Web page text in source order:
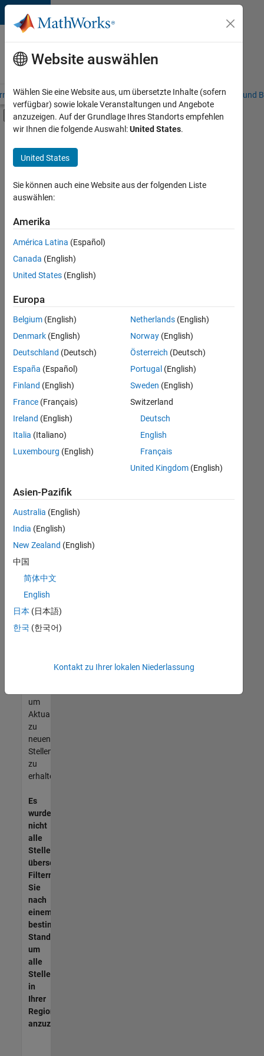
Weiter zum Inhalt
Karriere
bei
MathWorks
– Übersicht Stellensuche Niederlassungen Studierende und
Umschaltung für Off-Canvas-
Hauptinhalt
Education Sales
Marketing Communications
Marketing Services
Business Model Team
Human Resources
+4
Derzeit
es
keine
offenen
Stellen,
Ihren
Suchkriterien
entsprechen.
können
die
Suchkriterien
weiter
fassen
oder
alle
Stellenangebote
anzeigen .
noch
keine
offenen
Stellen
können,
die
Ihren
entsprechen,
werden
unseres
um
Aktualisierungen
zu
neuen
Stellenangeboten
zu
erhalten.
Es
wurden
nicht
alle
Stellen
übersetzt.
Filtern
Sie
nach
einem
bestimmten
Standort,
um
alle
Stellenangebote
in
Ihrer
Region
anzuzeigen.
Website auswählen
Wählen Sie eine Website aus, um übersetzte Inhalte (sofern
verfügbar) sowie lokale Veranstaltungen und Angebote
anzuzeigen. Auf der Grundlage Ihres Standorts empfehlen
wir Ihnen die folgende Auswahl:United States.
United States
Sie können auch eine Website aus der folgenden Liste
auswählen:
Amerika
América Latina (Español)
Canada (English)
United States (English)
Europa
Belgium (English)
Denmark (English)
Deutschland (Deutsch)
España (Español)
Finland (English)
France (Français)
Ireland (English)
Italia (Italiano)
Luxembourg (English)
Netherlands(English)
Norway(English)
Österreich (Deutsch)
Portugal (English)
Sweden (English)
Switzerland
Deutsch
English
Français
United Kingdom(English)
Asien-Pazifik
Australia (English)
India (English)
New Zealand (English)
中国
简体中文
English
日本 (日本語)
한국 (한국어)
Kontakt zu Ihrer lokalen Niederlassung